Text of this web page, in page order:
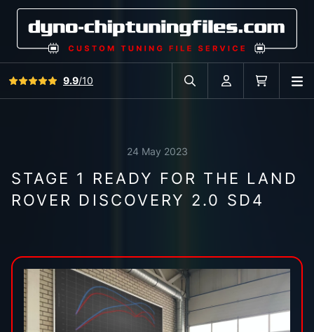
View all reviews9.9/10
Search in car database
Account Cart
24 May 2023
STAGE 1 READY FOR THE LAND
ROVER DISCOVERY 2.0 SD4